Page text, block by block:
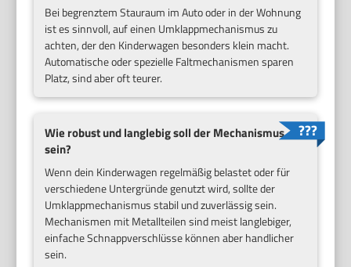
Bei begrenztem Stauraum im Auto oder in der Wohnung
ist es sinnvoll, auf einen Umklappmechanismus zu
achten, der den Kinderwagen besonders klein macht.
Automatische oder spezielle Faltmechanismen sparen
Platz, sind aber oft teurer.
Wie robust und langlebig soll der Mechanismus
sein?
Wenn dein Kinderwagen regelmäßig belastet oder für
verschiedene Untergründe genutzt wird, sollte der
Umklappmechanismus stabil und zuverlässig sein.
Mechanismen mit Metallteilen sind meist langlebiger,
einfache Schnappverschlüsse können aber handlicher
sein.